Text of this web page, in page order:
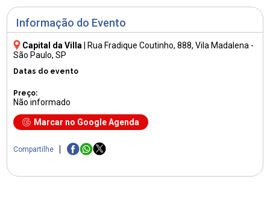
Informação do Evento
Capital da Villa Rua Fradique Coutinho, 888, Vila Madalena -
São Paulo, SP
Datas do evento
Preço:
Não informado
Marcar no Google Agenda
Compartilhe